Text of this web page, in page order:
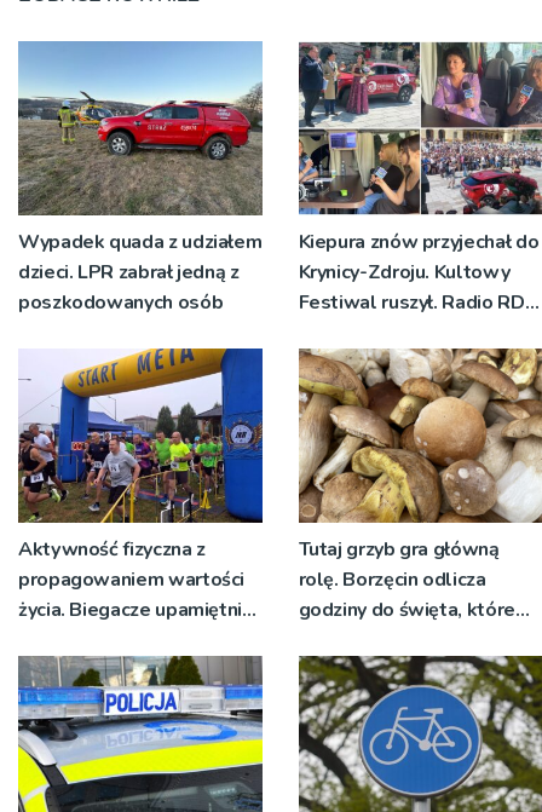
Wypadek quada z udziałem
dzieci. LPR zabrał jedną z
poszkodowanych osób
Kiepura znów przyjechał do
Krynicy-Zdroju. Kultowy
Festiwal ruszył. Radio RDN
żywo [ZDJĘCIA]
Aktywność fizyczna z
propagowaniem wartości
życia. Biegacze upamiętnili
Tutaj grzyb gra główną
rolę. Borzęcin odlicza
godziny do święta, które
pokoleń